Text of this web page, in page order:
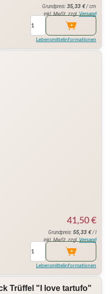
Grundpreis:35,33 €/ cm
inkl. MwSt. zzgl. Versand
Lebensmittelinformationen
41,50 €
Grundpreis:55,33 €/ l
inkl. MwSt. zzgl. Versand
Lebensmittelinformationen
Trüffel "I love tartufo"